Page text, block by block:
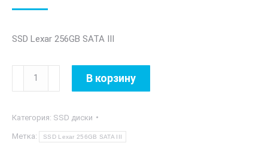
SSD Lexar 256GB SATA III
Количество
товара
Lexar
256GB
В корзину
Категория: SSD диски
Метка: SSD Lexar 256GB SATA III